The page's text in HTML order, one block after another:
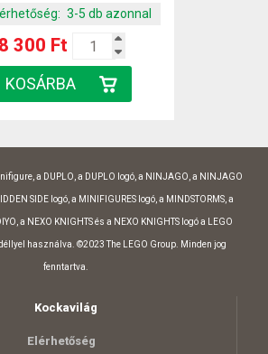
3-5 db azonnal
8 300 Ft
a DUPLO, a DUPLO logó, a NINJAGO, a NINJAGO
SIDE logó, a MINIFIGURES logó, a MINDSTORMS, a
a NEXO KNIGHTS és a NEXO KNIGHTS logó a LEGO
használva. ©2023 The LEGO Group. Minden jog
fenntartva.
Kockavilág
Elérhetőség